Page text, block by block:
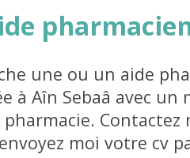
une ou un aide
à Aîn Sebaâ avec un
moi votre cv